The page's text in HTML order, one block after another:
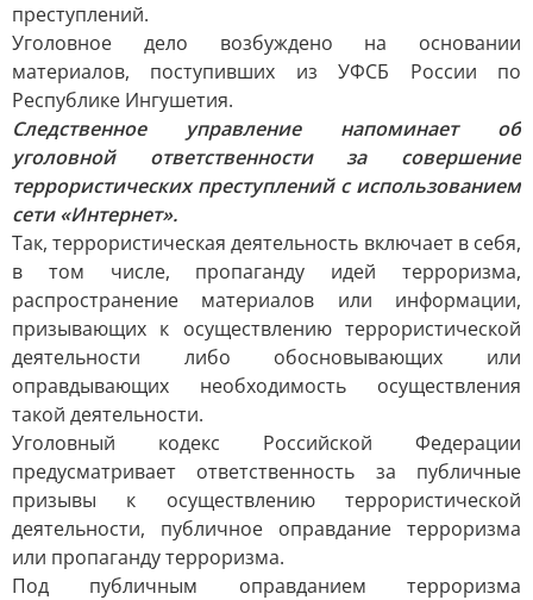
преступлений.
Уголовное дело возбуждено на основании
материалов, поступивших из УФСБ России по
Республике Ингушетия.
Следственное управление напоминает об
уголовной ответственности за совершение
террористических преступлений с использованием
сети «Интернет».
Так, террористическая деятельность включает в себя,
в том числе, пропаганду идей терроризма,
распространение материалов или информации,
призывающих к осуществлению террористической
деятельности либо обосновывающих или
оправдывающих необходимость осуществления
такой деятельности.
Уголовный кодекс Российской Федерации
предусматривает ответственность за публичные
призывы к осуществлению террористической
деятельности, публичное оправдание терроризма
или пропаганду терроризма.
Под публичным оправданием терроризма